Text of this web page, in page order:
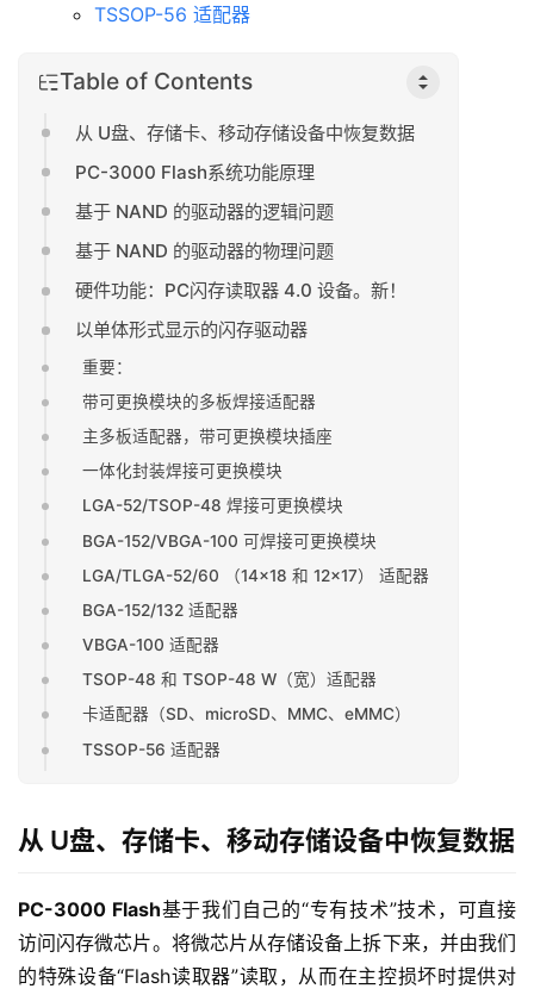
TSSOP-56 适配器
Table of Contents
从 U盘、存储卡、移动存储设备中恢复数据
PC-3000 Flash系统功能原理
基于 NAND 的驱动器的逻辑问题
基于 NAND 的驱动器的物理问题
硬件功能：PC闪存读取器 4.0 设备。新！
以单体形式显示的闪存驱动器
重要：
带可更换模块的多板焊接适配器
主多板适配器，带可更换模块插座
一体化封装焊接可更换模块
LGA-52/TSOP-48 焊接可更换模块
BGA-152/VBGA-100 可焊接可更换模块
LGA/TLGA-52/60 （14×18 和 12×17） 适配器
BGA-152/132 适配器
VBGA-100 适配器
TSOP-48 和 TSOP-48 W（宽）适配器
卡适配器（SD、microSD、MMC、eMMC）
TSSOP-56 适配器
从 U盘、存储卡、移动存储设备中恢复数据
PC-3000 Flash基于我们自己的“专有技术”技术，可直接
访问闪存微芯片。将微芯片从存储设备上拆下来，并由我们
的特殊设备“Flash读取器”读取，从而在主控损坏时提供对